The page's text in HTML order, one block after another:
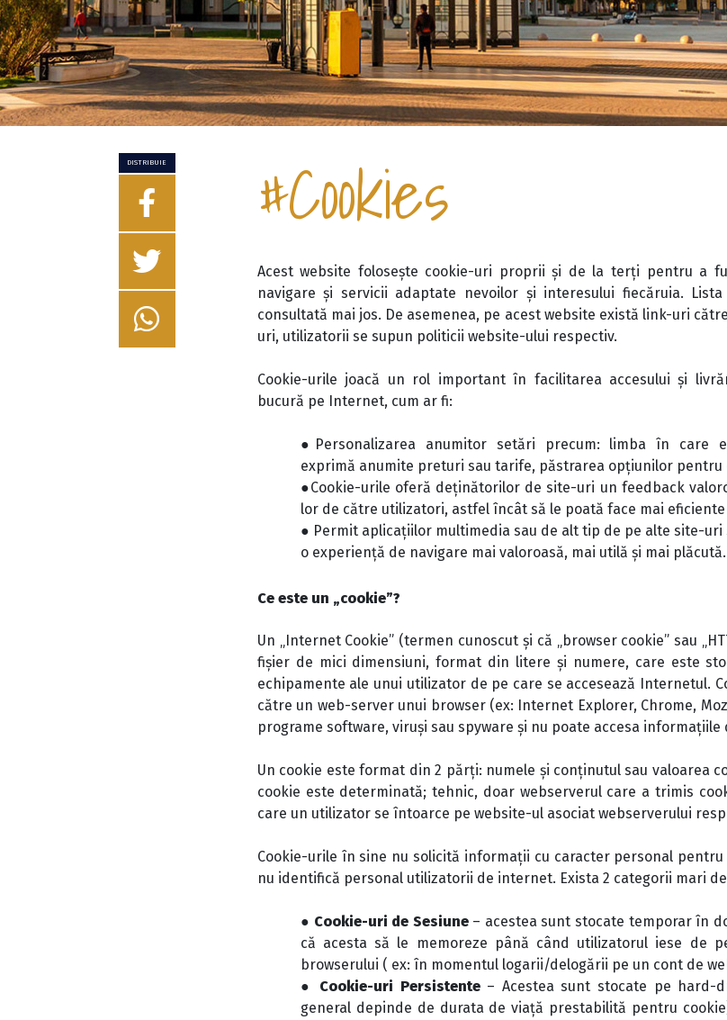
DISTRIBUIE #Cookies
Acest website folosește cookie-uri proprii și de la terți pentru a
navigare și servicii adaptate nevoilor și interesului fiecăruia.
consultată mai jos. De asemenea, pe acest website există link-uri
uri, utilizatorii se supun politicii website-ului respectiv.
Cookie-urile joacă un rol important în facilitarea accesului și
bucură pe Internet, cum ar fi:
●Personalizarea anumitor setări precum: limba în care
exprimă anumite preturi sau tarife, păstrarea opțiunilor
●Cookie-urile oferă deținătorilor de site-uri un feedback
lor de către utilizatori, astfel încât să le poată face mai
● Permit aplicațiilor multimedia sau de alt tip de pe alte site-
o experiență de navigare mai valoroasă, mai utilă și mai plăcută.
Ce este un „cookie”?
Un „Internet Cookie” (termen cunoscut și că „browser cookie” sau
fișier de mici dimensiuni, format din litere și numere, care este
echipamente ale unui utilizator de pe care se accesează Internetul.
către un web-server unui browser (ex: Internet Explorer, Chrome,
programe software, viruși sau spyware și nu poate accesa
Un cookie este format din 2 părți: numele și conținutul sau valoarea
cookie este determinată; tehnic, doar webserverul care a trimis
care un utilizator se întoarce pe website-ul asociat webserverului
Cookie-urile în sine nu solicită informații cu caracter personal
nu identifică personal utilizatorii de internet. Exista 2 categorii mari
● Cookie-uri de Sesiune– acestea sunt stocate temporar în
că acesta să le memoreze până când utilizatorul iese de
browserului ( ex: în momentul logarii/delogării pe un cont de
● Cookie-uri Persistente – Acestea sunt stocate pe hard-
general depinde de durata de viață prestabilită pentru